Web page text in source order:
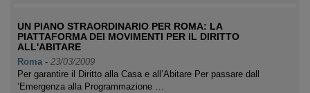
UN PIANO STRAORDINARIO PER ROMA: LA
PIATTAFORMA DEI MOVIMENTI PER IL DIRITTO
ALL'ABITARE
Roma - 23/03/2009
Per garantire il Diritto alla Casa e all’Abitare Per passare dall
’Emergenza alla Programmazione …